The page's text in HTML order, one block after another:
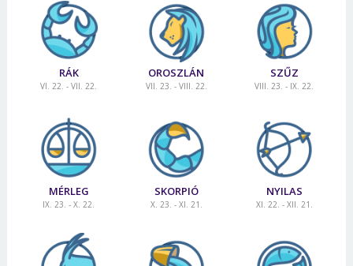
RÁK
VI. 22. - VII. 22.
OROSZLÁN
VII. 23. - VIII. 22.
SZŰZ
VIII. 23. - IX. 22.
MÉRLEG
IX. 23. - X. 22.
SKORPIÓ
X. 23. - XI. 21.
NYILAS
XI. 22. - XII. 21.